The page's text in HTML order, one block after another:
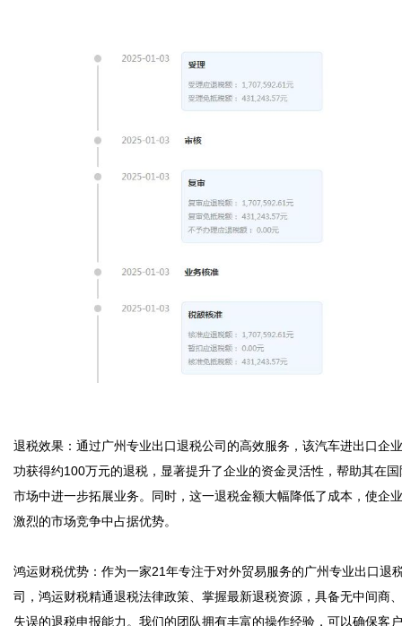
退税效果：通过广州专业出口退税公司的高效服务，该汽车进出口企
功获得约100万元的退税，显著提升了企业的资金灵活性，帮助其在国
市场中进一步拓展业务。同时，这一退税金额大幅降低了成本，使企
激烈的市场竞争中占据优势。
鸿运财税优势：作为一家21年专注于对外贸易服务的广州专业出口退
司，鸿运财税精通退税法律政策、掌握最新退税资源，具备无中间商
失误的退税申报能力。我们的团队拥有丰富的操作经验，可以确保客